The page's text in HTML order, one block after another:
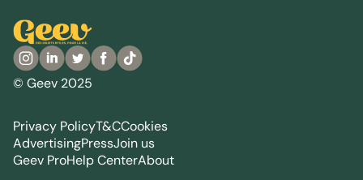
© Geev 2025
Privacy PolicyT&CCookies
AdvertisingPressJoin us
Geev ProHelp CenterAbout